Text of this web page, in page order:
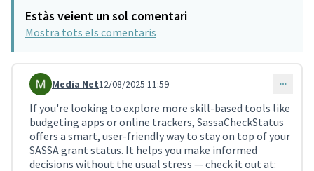
Estàs veient un sol comentari
Mostra tots els comentaris
Comentari 4099
Media Net12/08/2025 11:59
If you're looking to explore more skill-based tools like
budgeting apps or online trackers, SassaCheckStatus
offers a smart, user-friendly way to stay on top of your
SASSA grant status. It helps you make informed
decisions without the usual stress — check it out at: